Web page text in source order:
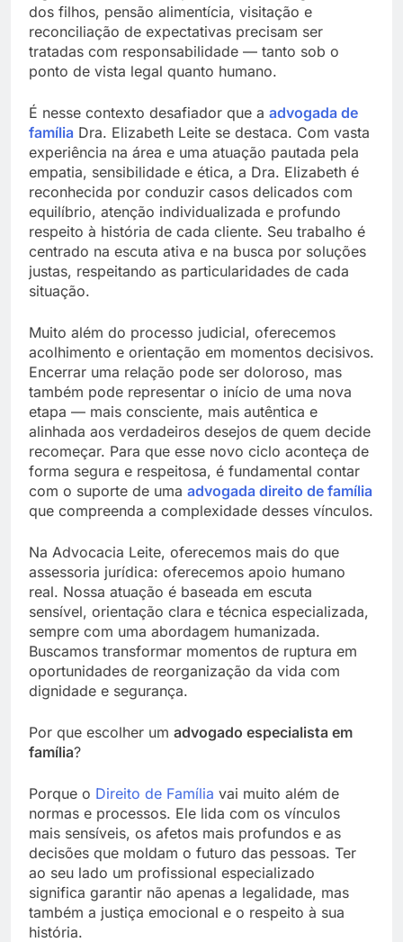
dos filhos, pensão alimentícia, visitação e
reconciliação de expectativas precisam ser
tratadas com responsabilidade — tanto sob o
ponto de vista legal quanto humano.
É nesse contexto desafiador que a advogada de
família Dra. Elizabeth Leite se destaca. Com vasta
experiência na área e uma atuação pautada pela
empatia, sensibilidade e ética, a Dra. Elizabeth é
reconhecida por conduzir casos delicados com
equilíbrio, atenção individualizada e profundo
respeito à história de cada cliente. Seu trabalho é
centrado na escuta ativa e na busca por soluções
justas, respeitando as particularidades de cada
situação.
Muito além do processo judicial, oferecemos
acolhimento e orientação em momentos decisivos.
Encerrar uma relação pode ser doloroso, mas
também pode representar o início de uma nova
etapa — mais consciente, mais autêntica e
alinhada aos verdadeiros desejos de quem decide
recomeçar. Para que esse novo ciclo aconteça de
forma segura e respeitosa, é fundamental contar
com o suporte de uma advogada direito de família
que compreenda a complexidade desses vínculos.
Na Advocacia Leite, oferecemos mais do que
assessoria jurídica: oferecemos apoio humano
real. Nossa atuação é baseada em escuta
sensível, orientação clara e técnica especializada,
sempre com uma abordagem humanizada.
Buscamos transformar momentos de ruptura em
oportunidades de reorganização da vida com
dignidade e segurança.
Por que escolher um advogado especialista em
família?
Porque o Direito de Família vai muito além de
normas e processos. Ele lida com os vínculos
mais sensíveis, os afetos mais profundos e as
decisões que moldam o futuro das pessoas. Ter
ao seu lado um profissional especializado
significa garantir não apenas a legalidade, mas
também a justiça emocional e o respeito à sua
história.